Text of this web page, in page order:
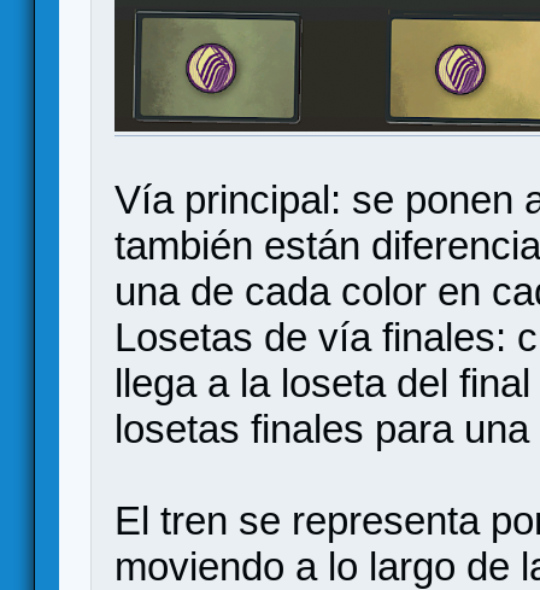
Vía principal: se ponen
también están
una de cada color en
Losetas de vía finales:
llega a la loseta del
losetas finales para
El tren se representa
moviendo a lo largo de